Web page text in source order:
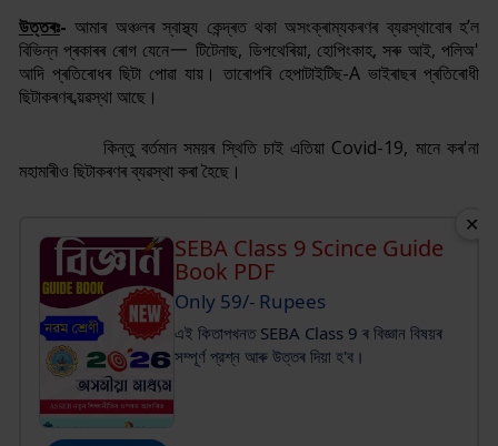
উত্তৰঃ- আমাৰ অঞ্চলৰ স্বাস্থ্য কেন্দ্ৰত থকা অসংক্ৰাম্যকৰণৰ ব্যৱস্থাবোৰ হ’ল
বিভিন্ন প্ৰকাৰৰ ৰোগ যেনে一 টিটেনাছ, ডিপথেৰিয়া, হোপিংকাহ, সৰু আই, পলিঅ'
আদি প্ৰতিৰোধৰ ছিটা পোৱা যায়। তাৰোপৰি হেপাটাইটিছ-A ভাইৰাছৰ প্ৰতিৰোধী
ছিটাকৰণৰ ব্য়ৱস্থা আছে।
কিন্তু বৰ্তমান সময়ৰ স্থিতি চাই এতিয়া Covid-19, মানে কৰ'না
মহামাৰীও ছিটাকৰণৰ ব্যৱস্থা কৰা হৈছে।
SEBA Class 9 Scince Guide
Book PDF
Only 59/- Rupees
এই কিতাপখনত SEBA Class 9 ৰ বিজ্ঞান বিষয়ৰ
সম্পূর্ণ প্রশ্ন আৰু উত্তৰ দিয়া হ'ব।
✕